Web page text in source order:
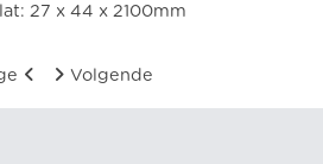
27 x 44 x 2100mm
Volgende